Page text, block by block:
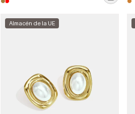
Almacén de la UE